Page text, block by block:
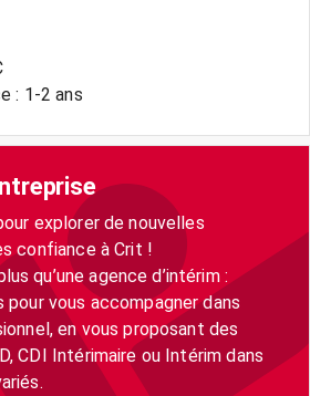
: 1-2 ans
explorer de nouvelles
confiance à Crit !
qu’une agence d’intérim :
vous accompagner dans
en vous proposant des
CDI Intérimaire ou Intérim dans